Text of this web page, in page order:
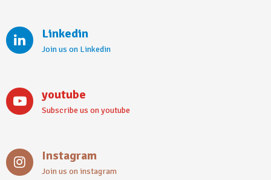
Linkedin
Join us on Linkedin
youtube
Subscribe us on youtube
Instagram
Join us on instagram